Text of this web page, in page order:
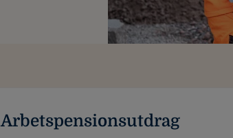
Arbetspensionsutdrag